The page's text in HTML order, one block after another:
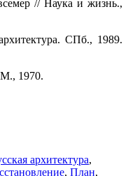
// Наука и жизнь.,
СПб., 1989.
М., 1970.
архитектура,
, План,